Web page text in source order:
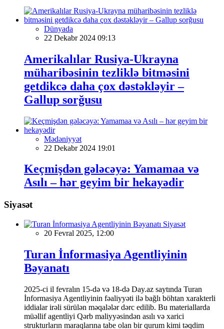
Dünyada
22 Dekabr 2024 09:13
Amerikalılar Rusiya-Ukrayna
müharibəsinin tezliklə bitməsini
getdikcə daha çox dəstəkləyir –
Gallup sorğusu
Mədəniyyət
22 Dekabr 2024 19:01
Keçmişdən gələcəyə: Yamamaa və
Asılı – hər geyim bir hekayədir
Siyasət
Siyasət
20 Fevral 2025, 12:00
Turan İnformasiya Agentliyinin
Bəyanatı
2025-ci il fevralın 15-də və 18-də Day.az saytında Turan
İnformasiya Agentliyinin fəaliyyəti ilə bağlı böhtan xarakterli
iddialar irəli sürülən məqalələr dərc edilib. Bu materiallarda
müəllif agentliyi Qərb maliyyəsindən asılı və xarici
strukturların maraqlarına tabe olan bir qurum kimi təqdim